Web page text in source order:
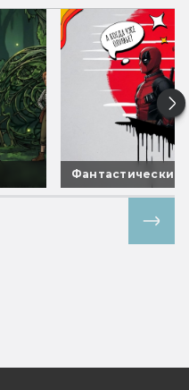
Фантастические